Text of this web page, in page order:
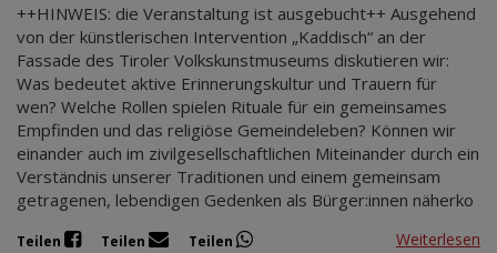
++HINWEIS: die Veranstaltung ist ausgebucht++ Ausgehend
von der künstlerischen Intervention „Kaddisch“ an der
Fassade des Tiroler Volkskunstmuseums diskutieren wir:
Was bedeutet aktive Erinnerungskultur und Trauern für
wen? Welche Rollen spielen Rituale für ein gemeinsames
Empfinden und das religiöse Gemeindeleben? Können wir
einander auch im zivilgesellschaftlichen Miteinander durch ein
Verständnis unserer Traditionen und einem gemeinsam
getragenen, lebendigen Gedenken als Bürger:innen näherko
Teilen Teilen Teilen Weiterlesen